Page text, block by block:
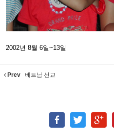
2002년 8월 6일~13일
Prev 베트남 선교